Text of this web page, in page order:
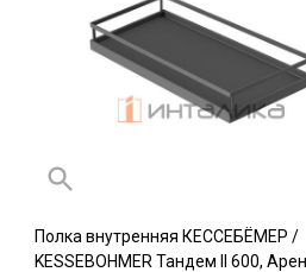
Полка внутренняя КЕССЕБЁМЕР /
KESSEBOHMER Тандем II 600,